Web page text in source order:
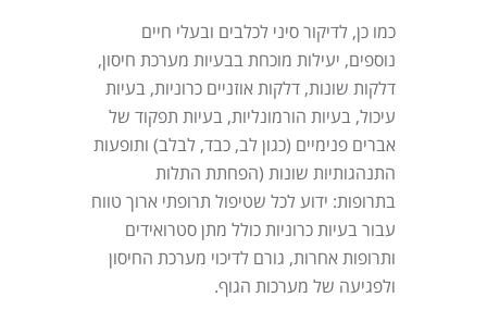
כמו כן, לדיקור סיני לכלבים ובעלי חיים
נוספים, יעילות מוכחת בבעיות מערכת חיסון,
דלקות שונות, דלקות אוזניים כרוניות, בעיות
עיכול, בעיות הורמונליות, בעיות תפקוד של
אברים פנימיים (כגון לב, כבד, לבלב) ותופעות
התנהגותיות שונות (הפחתת התלות
בתרופות: ידוע לכל שטיפול תרופתי ארוך טווח
עבור בעיות כרוניות כולל מתן סטרואידים
ותרופות אחרות, גורם לדיכוי מערכת החיסון
ולפגיעה של מערכות הגוף.